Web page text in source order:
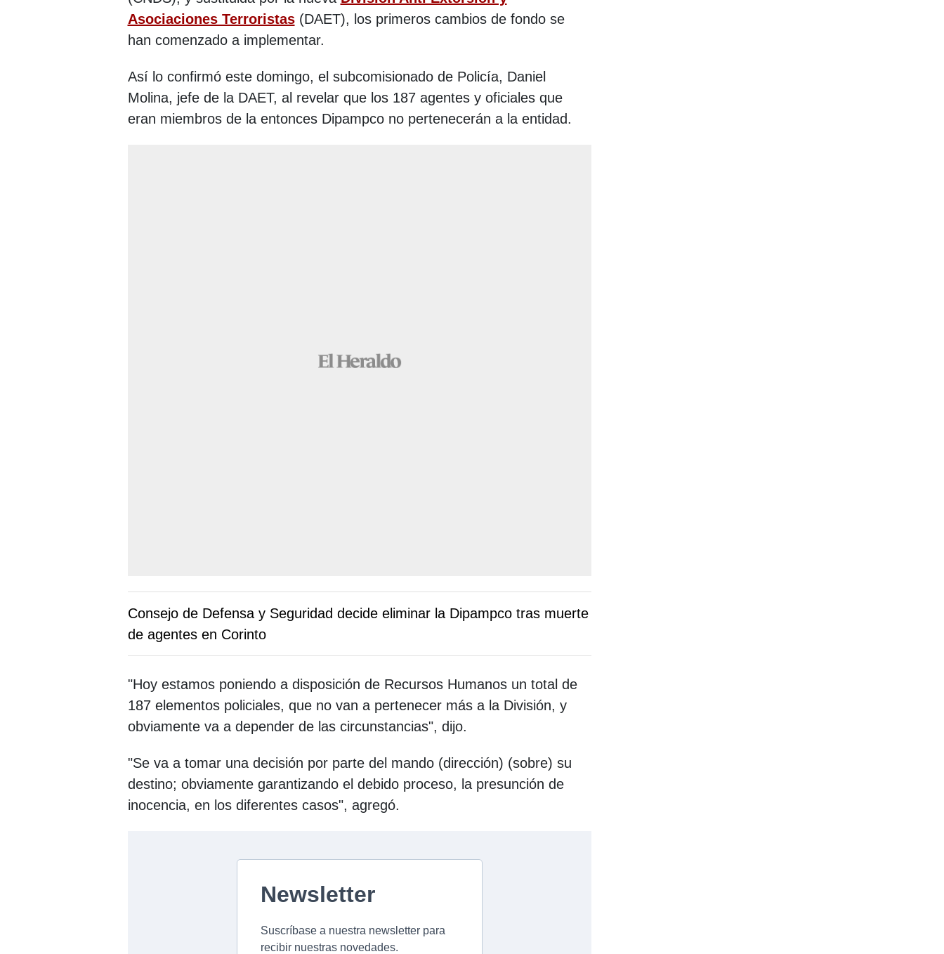
Asociaciones Terroristas(DAET), los primeros cambios de fondo se
han comenzado a implementar.
Así lo confirmó este domingo, el subcomisionado de Policía, Daniel
Molina, jefe de la DAET, al revelar que los 187 agentes y oficiales que
eran miembros de la entonces Dipampco no pertenecerán a la entidad.
Consejo de Defensa y Seguridad decide eliminar la Dipampco tras muerte
de agentes en Corinto
"Hoy estamos poniendo a disposición de Recursos Humanos un total de
187 elementos policiales, que no van a pertenecer más a la División, y
obviamente va a depender de las circunstancias", dijo.
"Se va a tomar una decisión por parte del mando (dirección) (sobre) su
destino; obviamente garantizando el debido proceso, la presunción de
inocencia, en los diferentes casos", agregó.